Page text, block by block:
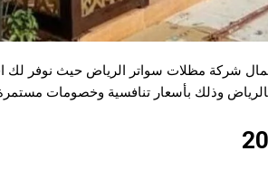
2023 من اهم اعمال شركة مظلات سواتر الرياض حيث
وذلك بأسعار تنافسية وخصومات مستمرة